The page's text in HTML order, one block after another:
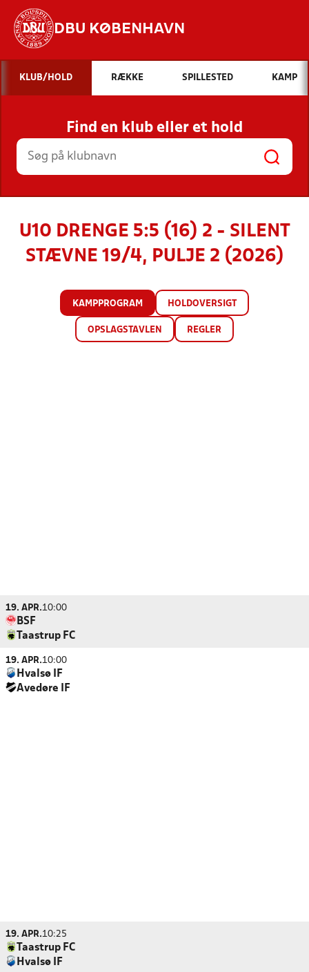
DBU KØBENHAVN
Hvad vil du søge efter?
INDHOLD OG NYHEDER
STILLINGER, RESULTATER, KLUBBER OG
HOLD
KLUB/HOLD RÆKKE SPILLESTED KAMP
Find en klub eller et hold
U10 DRENGE 5:5 (16) 2 - SILENT
STÆVNE 19/4, PULJE 2 (2026)
KAMPPROGRAM HOLDOVERSIGT
OPSLAGSTAVLEN REGLER
19. APR.10:00
BSF
Taastrup FC
19. APR.10:00
Hvalsø IF
Avedøre IF
19. APR.10:25
Taastrup FC
Hvalsø IF